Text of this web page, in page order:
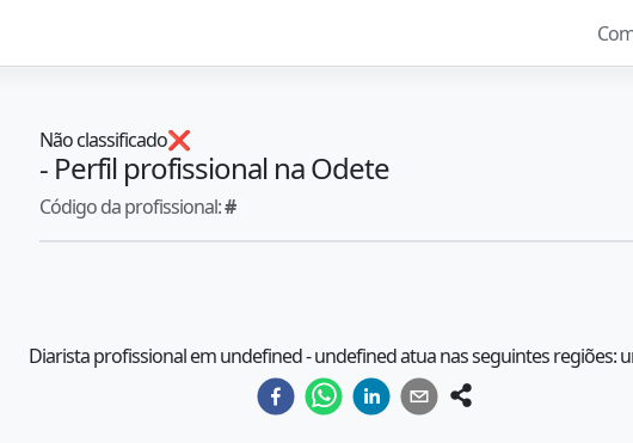
Não classificado❌
- Perfil profissional na Odete
Código da profissional:#
Diarista profissional em undefined - undefined atua nas seguintes regiões: